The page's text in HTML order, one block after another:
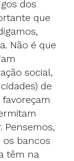
dos
que
Não é que
social,
de
Pensemos,
os bancos
têm na